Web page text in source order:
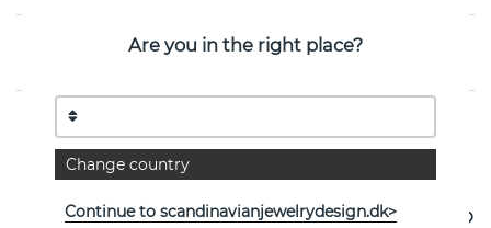
EGENSKABER
Se flere varer
- 25%
Are you in the right place?
Change country
Continue to scandinavianjewelrydesign.dk>